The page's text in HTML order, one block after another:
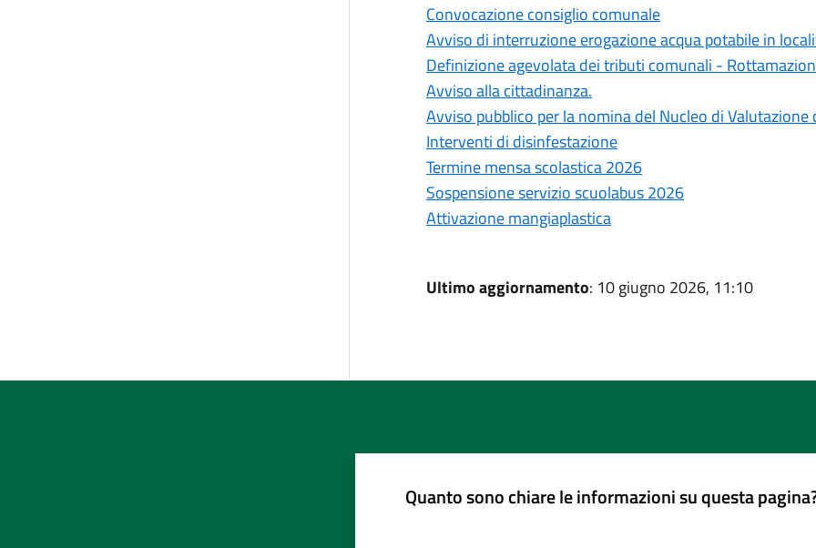
Convocazione consiglio comunale
Avviso di interruzione erogazione acqua potabile in
Definizione agevolata dei tributi comunali -
Avviso alla cittadinanza.
Avviso pubblico per la nomina del Nucleo di
Interventi di disinfestazione
Termine mensa scolastica 2026
Sospensione servizio scuolabus 2026
Attivazione mangiaplastica
Ultimo aggiornamento: 10 giugno 2026, 11:10
Quanto sono chiare le informazioni su questa